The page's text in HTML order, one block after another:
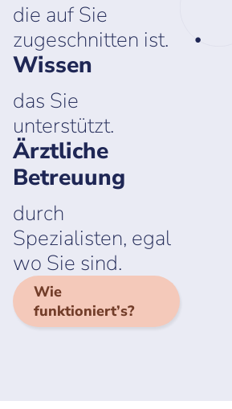
die auf Sie
zugeschnitten ist.
Wissen
das Sie
unterstützt.
Ärztliche
Betreuung
durch
Spezialisten, egal
wo Sie sind.
Wie
funktioniert’s?